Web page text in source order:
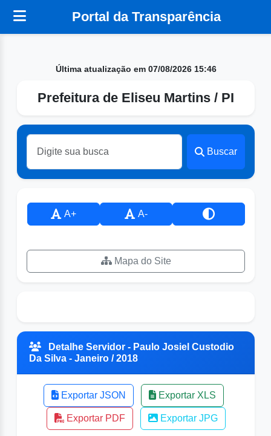
Portal da Transparência
Última atualização em 07/08/2026 15:46
Prefeitura de Eliseu Martins / PI
Buscar
A+ A-
Mapa do Site
Detalhe Servidor - Paulo Josiel Custodio
Da Silva - Janeiro / 2018
Exportar JSON Exportar XLS
Exportar PDF Exportar JPG